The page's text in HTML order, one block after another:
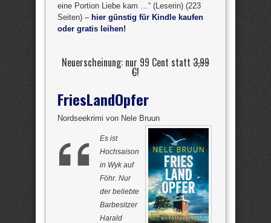
eine Portion Liebe kam …“ (Leserin) (223
Seiten) – hier günstig für Kindle kaufen
oder gratis leihen!
Neuerscheinung: nur 99 Cent statt 3,99
€!
FriesLandOpfer
Nordseekrimi von Nele Bruun
Es ist
Hochsaison
in Wyk auf
Föhr. Nur
der beliebte
Barbesitzer
Harald